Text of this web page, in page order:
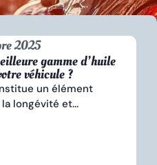
2025
gamme d’huile
véhicule ?
un élément
longévité et...